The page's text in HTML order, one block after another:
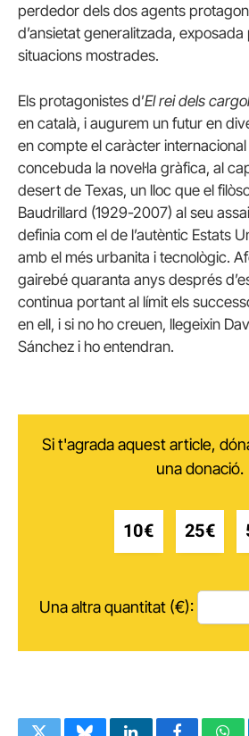
perdedor dels dos agents
d’ansietat generalitzada,
situacions mostrades.
Els protagonistes d’El rei dels
en català, i augurem un futur en
en compte el caràcter
concebuda la novel·la gràfica, al
desert de Texas, un lloc que el
Baudrillard (1929-2007) al seu
definia com el de l’autèntic Estats
amb el més urbanita i tecnològic.
gairebé quaranta anys després
continua portant al límit els
en ell, i si no ho creuen, llegeixin
Sánchez i ho entendran.
Si t'agrada aquest article,
una donació.
10€ 25€
Una altra quantitat (€):